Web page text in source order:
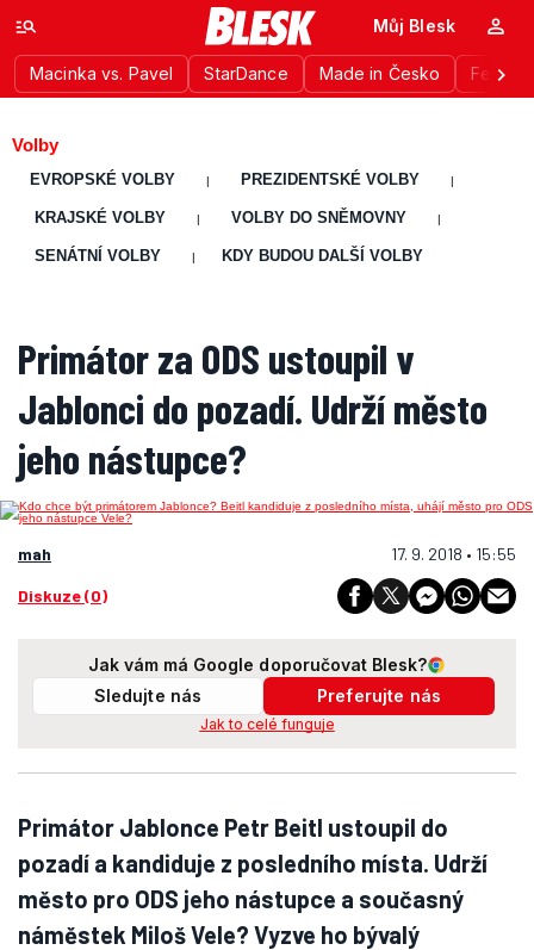
Macinka vs. Pavel StarDance Made in Česko
Můj Blesk
Volby
EVROPSKÉ VOLBY | PREZIDENTSKÉ VOLBY |
KRAJSKÉ VOLBY | VOLBY DO SNĚMOVNY |
SENÁTNÍ VOLBY | KDY BUDOU DALŠÍ VOLBY
Primátor za ODS ustoupil v
Jablonci do pozadí. Udrží město
jeho nástupce?
mah 17. 9. 2018 • 15:55
Diskuze (0)
Jak vám má Google doporučovat Blesk?
Sledujte nás
Preferujte nás
Jak to celé funguje
Primátor Jablonce Petr Beitl ustoupil do
pozadí a kandiduje z posledního místa. Udrží
město pro ODS jeho nástupce a současný
náměstek Miloš Vele? Vyzve ho bývalý